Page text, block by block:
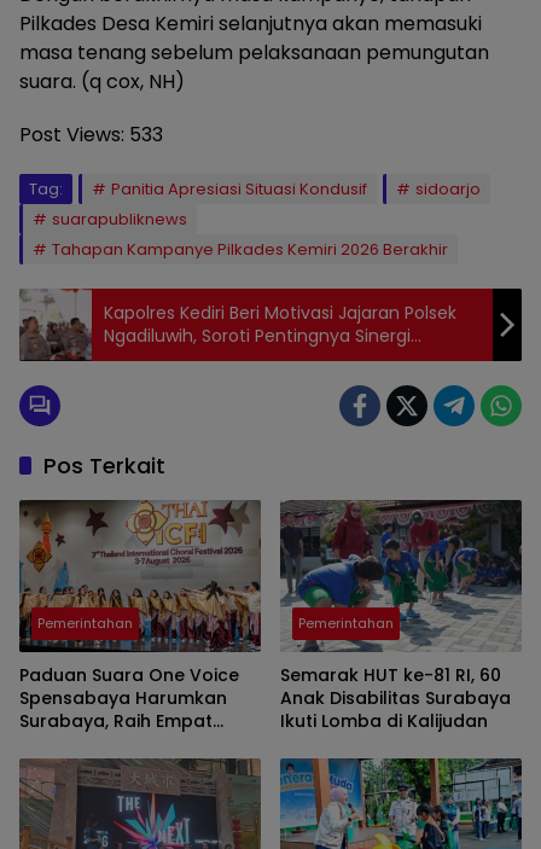
Pilkades Desa Kemiri selanjutnya akan memasuki
masa tenang sebelum pelaksanaan pemungutan
suara. (q cox, NH)
Post Views: 533
Tag: Panitia Apresiasi Situasi Kondusif
sidoarjo
suarapubliknews
Tahapan Kampanye Pilkades Kemiri 2026 Berakhir
Kapolres Kediri Beri Motivasi Jajaran Polsek
Ngadiluwih, Soroti Pentingnya Sinergi
Kamtibmas
Pos Terkait
Pemerintahan
Paduan Suara One Voice
Spensabaya Harumkan
Surabaya, Raih Empat
Pemerintahan
Semarak HUT ke-81 RI, 60
Anak Disabilitas Surabaya
Ikuti Lomba di Kalijudan